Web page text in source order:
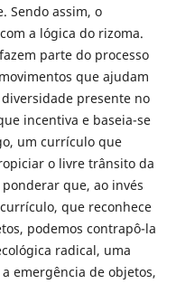
Sendo assim, o
a lógica do rizoma.
parte do processo
que ajudam
presente no
incentiva e baseia-se
um currículo que
o livre trânsito da
que, ao invés
que reconhece
podemos contrapô-la
radical, uma
emergência de objetos,